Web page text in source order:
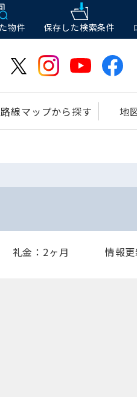
物件 保存した検索条件
路線マップから探す 地
礼金：2ヶ月 情報